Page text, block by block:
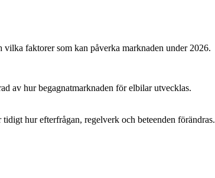
faktorer som kan påverka marknaden under 2026.
av hur begagnatmarknaden för elbilar utvecklas.
hur efterfrågan, regelverk och beteenden förändras.